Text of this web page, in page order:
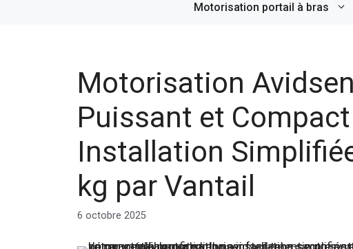
Motorisation portail à bras
Motorisation
Puissant et
Installation
kg par Vantail
6 octobre 2025